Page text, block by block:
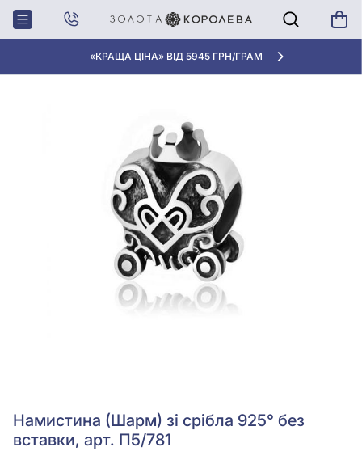
«КРАЩА ЦІНА» ВІД 5945 ГРН/ГРАМ
Головна Намистина (Шарм) зі срібла 925° без вставки, арт. П5/781
Намистина (Шарм) зі срібла 925° без
вставки, арт. П5/781